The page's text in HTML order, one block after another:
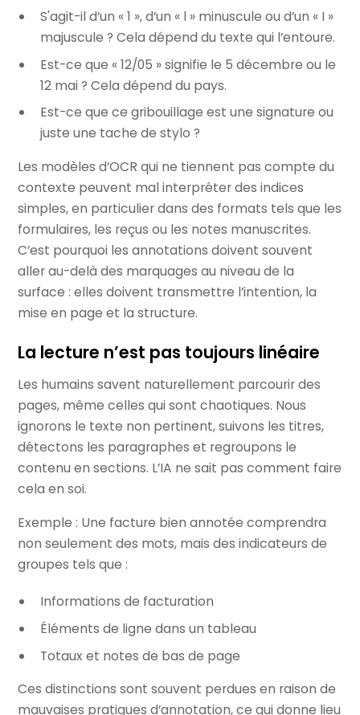
S'agit-il d’un « 1 », d’un « l » minuscule ou d’un « I »
majuscule ? Cela dépend du texte qui l’entoure.
Est-ce que « 12/05 » signifie le 5 décembre ou le
12 mai ? Cela dépend du pays.
Est-ce que ce gribouillage est une signature ou
juste une tache de stylo ?
Les modèles d’OCR qui ne tiennent pas compte du
contexte peuvent mal interpréter des indices
simples, en particulier dans des formats tels que les
formulaires, les reçus ou les notes manuscrites.
C’est pourquoi les annotations doivent souvent
aller au-delà des marquages au niveau de la
surface : elles doivent transmettre l’intention, la
mise en page et la structure.
La lecture n’est pas toujours linéaire
Les humains savent naturellement parcourir des
pages, même celles qui sont chaotiques. Nous
ignorons le texte non pertinent, suivons les titres,
détectons les paragraphes et regroupons le
contenu en sections. L’IA ne sait pas comment faire
cela en soi.
Exemple : Une facture bien annotée comprendra
non seulement des mots, mais des indicateurs de
groupes tels que :
Informations de facturation
Éléments de ligne dans un tableau
Totaux et notes de bas de page
Ces distinctions sont souvent perdues en raison de
mauvaises pratiques d’annotation, ce qui donne lieu